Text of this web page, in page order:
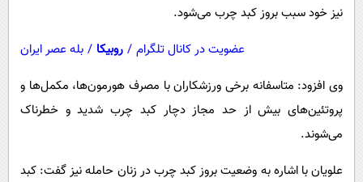
حیات وحش
سیاست خارجی
نیز خود سبب بروز کبد چرب می‌شود.
عضویت در کانال تلگرام / روبیکا / بله عصر ایران
وی افزود: متاسفانه برخی ورزشکاران با مصرف هورمون‌ها، مکمل‌ها و
پروتئین‌های بیش از حد مجاز دچار کبد چرب شدید و خطرناک
می‌شوند.
علویان با اشاره به وضعیت بروز کبد چرب در زنان حامله نیز گفت: کبد